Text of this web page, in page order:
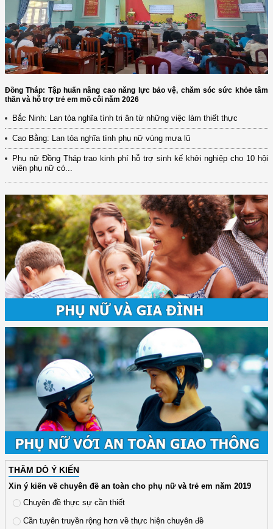
Đồng Tháp: Tập huấn nâng cao năng lực bảo vệ, chăm sóc sức khỏe tâm
thần và hỗ trợ trẻ em mồ côi năm 2026
Bắc Ninh: Lan tỏa nghĩa tình tri ân từ những việc làm thiết thực
Cao Bằng: Lan tỏa nghĩa tình phụ nữ vùng mưa lũ
Phụ nữ Đồng Tháp trao kinh phí hỗ trợ sinh kế khởi nghiệp cho 10 hội
viên phụ nữ có...
THĂM DÒ Ý KIẾN
Xin ý kiến về chuyên đề an toàn cho phụ nữ và trẻ em năm 2019
Chuyên đề thực sự cần thiết
Cần tuyên truyền rộng hơn về thực hiện chuyên đề